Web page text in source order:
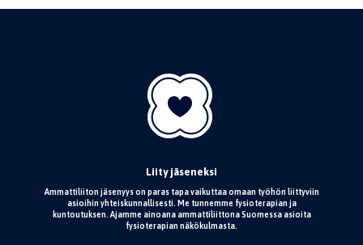
Liity jäseneksi
Ammattiliiton jäsenyys on paras tapa vaikuttaa omaan työhön liittyviin
asioihin yhteiskunnallisesti. Me tunnemme fysioterapian ja
kuntoutuksen. Ajamme ainoana ammattiliittona Suomessa asioita
fysioterapian näkökulmasta.